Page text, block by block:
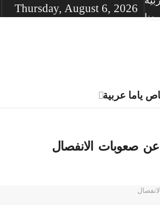
Thursday, August 6, 2026
ياما عربية
صعوبات الانفصال